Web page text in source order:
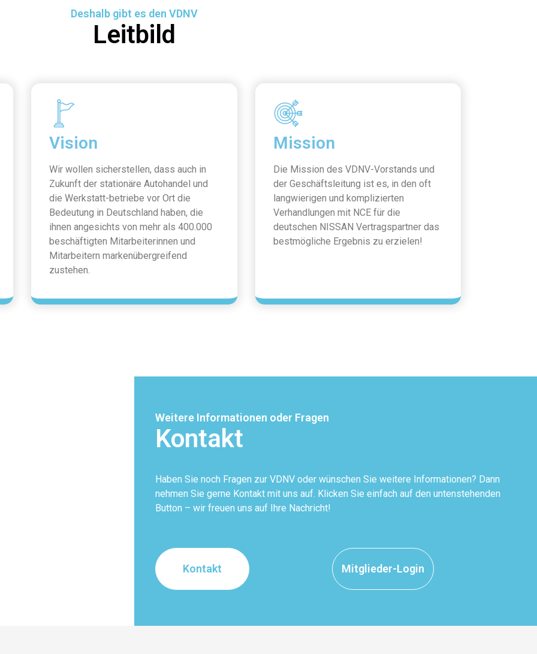
Deshalb gibt es den VDNV
Leitbild
Vision
Wir wollen sicherstellen, dass auch in
Zukunft der stationäre Autohandel und
die Werkstatt-betriebe vor Ort die
Bedeutung in Deutschland haben, die
ihnen angesichts von mehr als 400.000
beschäftigten Mitarbeiterinnen und
Mitarbeitern markenübergreifend
zustehen.
Mission
Die Mission des VDNV-Vorstands und
der Geschäftsleitung ist es, in den oft
langwierigen und komplizierten
Verhandlungen mit NCE für die
deutschen NISSAN Vertragspartner das
bestmögliche Ergebnis zu erzielen!
Weitere Informationen oder Fragen
Kontakt
Haben Sie noch Fragen zur VDNV oder wünschen Sie weitere Informationen? Dann
nehmen Sie gerne Kontakt mit uns auf. Klicken Sie einfach auf den untenstehenden
Button – wir freuen uns auf Ihre Nachricht!
Kontakt Mitglieder-Login